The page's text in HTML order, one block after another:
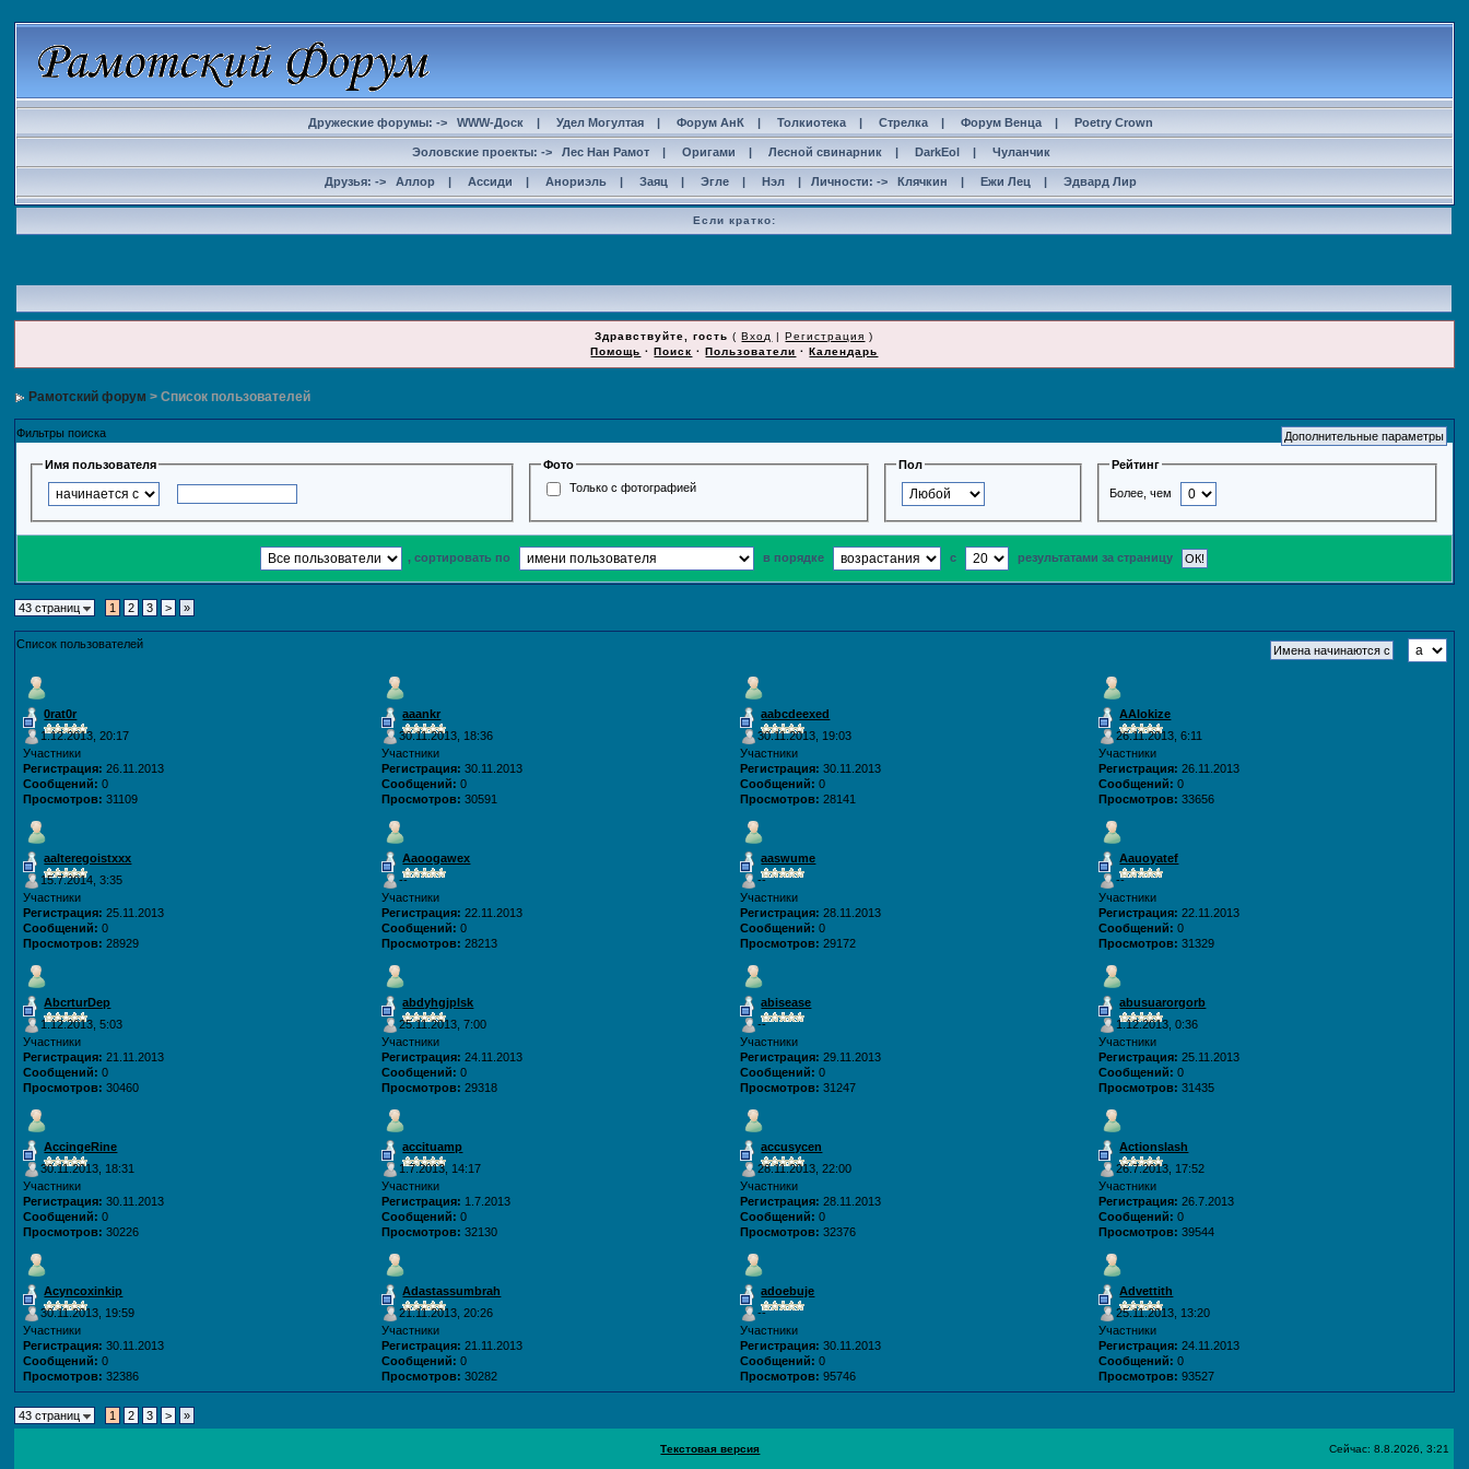
Дружеские форумы: -> WWW-Доск | Удел Могултая | Форум АнК | Толкиотека | Стрелка | Форум Венца | Poetry Crown
Эоловские проекты: -> Лес Нан Рамот | Оригами | Лесной свинарник | DarkEol | Чуланчик
Друзья: -> Аллор | Ассиди | Анориэль | Заяц | Эгле | Нэл | Личности: -> Клячкин | Ежи Лец | Эдвард Лир
Если кратко:
Здравствуйте, гость (Вход |Регистрация )
Помощь ·Поиск ·Пользователи ·Календарь
Рамотский форум > Список пользователей
Фильтры поиска
Имя пользователя
Фото
Только с фотографией
Пол Рейтинг
Более, чем
, сортировать по в порядке с результатами за страницу
43 страниц 1 2 3 > »
Список пользователей
0rat0r
1.12.2013, 20:17
Участники
Регистрация: 26.11.2013
Сообщений: 0
Просмотров: 31109
aaankr
30.11.2013, 18:36
Участники
Регистрация: 30.11.2013
Сообщений: 0
Просмотров: 30591
aabcdeexed
30.11.2013, 19:03
Участники
Регистрация: 30.11.2013
Сообщений: 0
Просмотров: 28141
AAlokize
26.11.2013, 6:11
Участники
Регистрация: 26.11.2013
Сообщений: 0
Просмотров: 33656
aalteregoistxxx
15.7.2014, 3:35
Участники
Регистрация: 25.11.2013
Сообщений: 0
Просмотров: 28929
Aaoogawex
--
Участники
Регистрация: 22.11.2013
Сообщений: 0
Просмотров: 28213
aaswume
--
Участники
Регистрация: 28.11.2013
Сообщений: 0
Просмотров: 29172
Aauoyatef
--
Участники
Регистрация: 22.11.2013
Сообщений: 0
Просмотров: 31329
AbcrturDep
1.12.2013, 5:03
Участники
Регистрация: 21.11.2013
Сообщений: 0
Просмотров: 30460
abdyhgjplsk
25.11.2013, 7:00
Участники
Регистрация: 24.11.2013
Сообщений: 0
Просмотров: 29318
abisease
--
Участники
Регистрация: 29.11.2013
Сообщений: 0
Просмотров: 31247
abusuarorgorb
1.12.2013, 0:36
Участники
Регистрация: 25.11.2013
Сообщений: 0
Просмотров: 31435
AccingeRine
30.11.2013, 18:31
Участники
Регистрация: 30.11.2013
Сообщений: 0
Просмотров: 30226
accituamp
1.7.2013, 14:17
Участники
Регистрация: 1.7.2013
Сообщений: 0
Просмотров: 32130
accusycen
28.11.2013, 22:00
Участники
Регистрация: 28.11.2013
Сообщений: 0
Просмотров: 32376
Actionslash
26.7.2013, 17:52
Участники
Регистрация: 26.7.2013
Сообщений: 0
Просмотров: 39544
Acyncoxinkip
30.11.2013, 19:59
Участники
Регистрация: 30.11.2013
Сообщений: 0
Просмотров: 32386
Adastassumbrah
21.11.2013, 20:26
Участники
Регистрация: 21.11.2013
Сообщений: 0
Просмотров: 30282
adoebuje
--
Участники
Регистрация: 30.11.2013
Сообщений: 0
Просмотров: 95746
Advettith
25.11.2013, 13:20
Участники
Регистрация: 24.11.2013
Сообщений: 0
Просмотров: 93527
43 страниц 1 2 3 > »
Текстовая версия Сейчас: 8.8.2026, 3:21